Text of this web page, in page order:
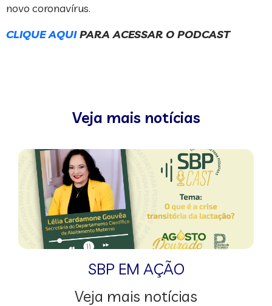
novo coronavírus.
CLIQUE AQUIPARA ACESSAR O PODCAST
Veja mais notícias
SBP EM AÇÃO
Veja mais notícias